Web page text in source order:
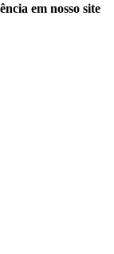
em nosso site